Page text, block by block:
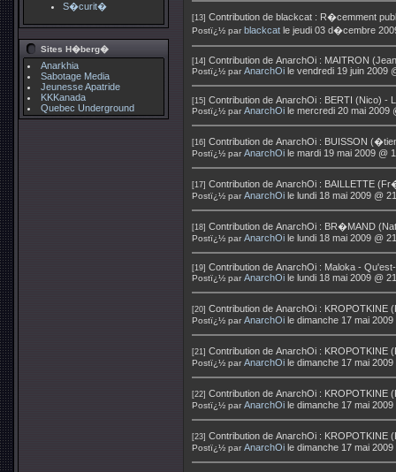
S�curit�
Sites H�berg�
Anarkhia
Sabotage Media
Jeunesse Apatride
KKKanada
Quebec Underground
[13] Contribution de blackcat : R�cemment
Postï¿½ par blackcat le jeudi 03 d�cembre
[14] Contribution de AnarchOi : MAITRON
Postï¿½ par AnarchOi le vendredi 19 juin 2009
[15] Contribution de AnarchOi : BERTI (Nico) -
Postï¿½ par AnarchOi le mercredi 20 mai 2009
[16] Contribution de AnarchOi : BUISSON
Postï¿½ par AnarchOi le mardi 19 mai 2009 @
[17] Contribution de AnarchOi : BAILLETTE
Postï¿½ par AnarchOi le lundi 18 mai 2009 @
[18] Contribution de AnarchOi : BR�MAND
Postï¿½ par AnarchOi le lundi 18 mai 2009 @
[19] Contribution de AnarchOi : Maloka -
Postï¿½ par AnarchOi le lundi 18 mai 2009 @
[20] Contribution de AnarchOi : KROPOTKINE
Postï¿½ par AnarchOi le dimanche 17 mai
[21] Contribution de AnarchOi : KROPOTKINE
Postï¿½ par AnarchOi le dimanche 17 mai
[22] Contribution de AnarchOi : KROPOTKINE
Postï¿½ par AnarchOi le dimanche 17 mai
[23] Contribution de AnarchOi : KROPOTKINE
Postï¿½ par AnarchOi le dimanche 17 mai